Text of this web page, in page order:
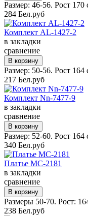
Размер: 46-56. Рост
284 Бел.руб
Комплект AL-1427-2
в закладки
сравнение
Размер: 50-56. Рост
217 Бел.руб
Комплект Nn-7477-9
в закладки
сравнение
Размер: 52-60. Рост
340 Бел.руб
Платье MC-2181
в закладки
сравнение
Размеры 50-70. Рост:
238 Бел.руб